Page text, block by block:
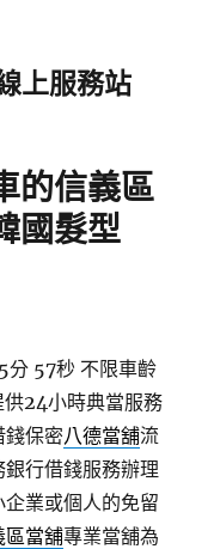
上服務站
的信義區
國髮型
分 57秒 不限車齡
供24小時典當服務
錢保密八德當舖流
行借錢服務辦理
企業或個人的免留
區當舖專業當舖為